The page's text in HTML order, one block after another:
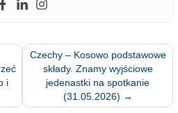
i
Czechy – Kosowo podstawowe
składy. Znamy wyjściowe
jedenastki na spotkanie
(31.05.2026) →